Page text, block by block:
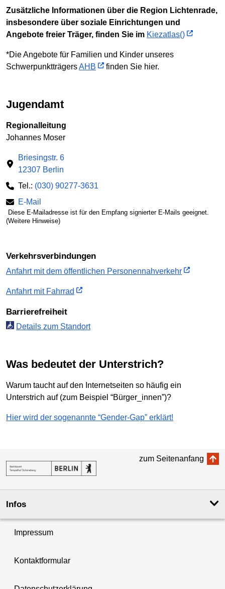
Zusätzliche Informationen über die Region Lichtenrade,
insbesondere über soziale Einrichtungen und
Angebote freier Träger, finden Sie im Kiezatlas()
*Die Angebote für Familien und Kinder unseres
SchwerpunktträgersAHB finden Sie hier.
Jugendamt
Regionalleitung
Johannes Moser
Briesingstr. 6
12307 Berlin
Tel.: (030) 90277-3631
E-Mail
Diese E-Mailadresse ist für den Empfang signierter E-Mails geeignet.
(Weitere Hinweise)
Verkehrsverbindungen
Anfahrt mit dem öffentlichen Personennahverkehr
Anfahrt mit Fahrrad
Barrierefreiheit
Details zum Standort
Was bedeutet der Unterstrich?
Warum taucht auf den Internetseiten so häufig ein
Unterstrich auf (zum Beispiel “Bürger_innen”)?
Hier wird der sogenannte “Gender-Gap” erklärt!
zum Seitenanfang
Infos
Impressum
Kontaktformular